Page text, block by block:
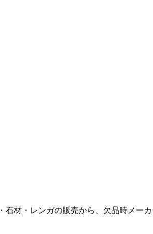
材・レンガの販売から、欠品時メー